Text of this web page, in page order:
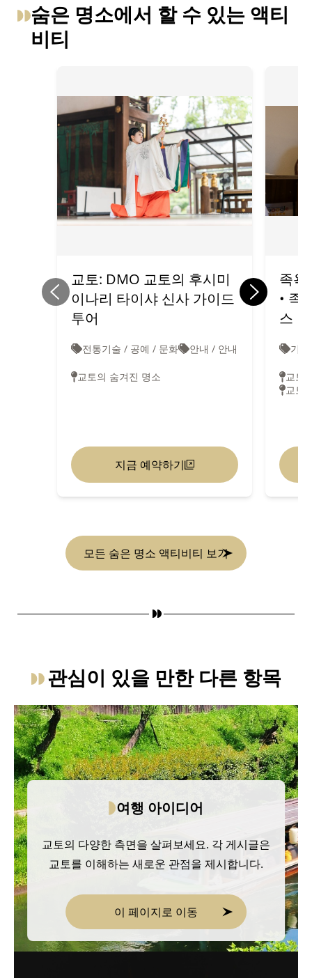
숨은 명소에서 할 수 있는 액티
비티
교토: DMO 교토의 후시미
이나리 타이샤 신사 가이드
투어
전통기술 / 공예 / 문화 안내 / 안내
교토의 숨겨진 명소
지금 예약하기
족욕
• 족
스
기타
교토
교토
모든 숨은 명소 액티비티 보기
관심이 있을 만한 다른 항목
여행 아이디어
교토의 다양한 측면을 살펴보세요. 각 게시글은
교토를 이해하는 새로운 관점을 제시합니다.
이 페이지로 이동